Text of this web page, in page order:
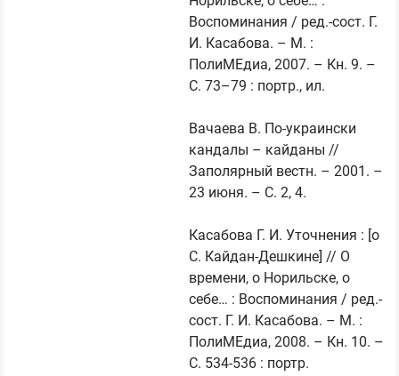
Воспоминания / ред.-сост. Г.
И. Касабова. – М. :
ПолиМЕдиа, 2007. – Кн. 9. –
С. 73–79 : портр., ил.
Вачаева В. По-украински
кандалы – кайданы //
Заполярный вестн. – 2001. –
23 июня. – С. 2, 4.
Касабова Г. И. Уточнения : [о
С. Кайдан-Дешкине] // О
времени, о Норильске, о
себе… : Воспоминания / ред.-
сост. Г. И. Касабова. – М. :
ПолиМЕдиа, 2008. – Кн. 10. –
С. 534-536 : портр.